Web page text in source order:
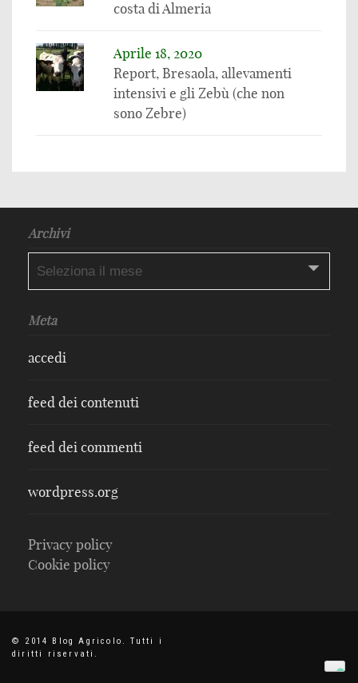
costa di Almeria
Aprile 18, 2020
Report, Bresaola, allevamenti
intensivi e gli Zebù (che non
sono Zebre)
Archivi
Meta
accedi
feed dei contenuti
feed dei commenti
wordpress.org
Privacy policy
Cookie policy
© 2014 Blog Agricolo. Tutti i
diritti riservati.